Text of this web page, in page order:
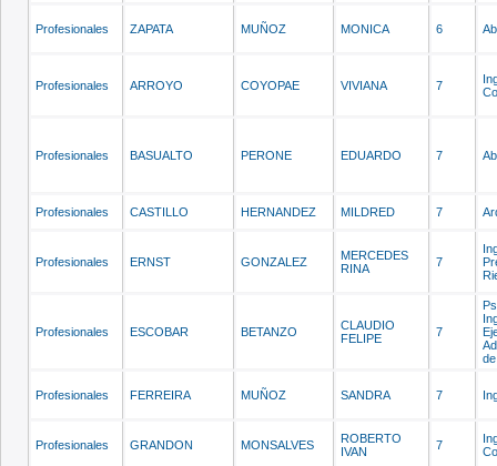
Profesionales ZAPATA MUÑOZ MONICA 6
Profesionales ARROYO COYOPAE VIVIANA 7
Profesionales BASUALTO PERONE EDUARDO 7
Profesionales CASTILLO HERNANDEZ MILDRED 7
Profesionales ERNST GONZALEZ
MERCEDES
RINA
7
Profesionales ESCOBAR BETANZO
CLAUDIO
FELIPE
7
Profesionales FERREIRA MUÑOZ SANDRA 7
Profesionales GRANDON MONSALVES
ROBERTO
IVAN
7